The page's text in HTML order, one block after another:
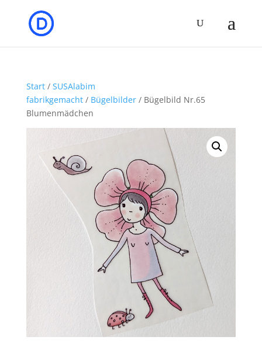
Start/ SUSAlabim
fabrikgemacht/ Bügelbilder/ Bügelbild Nr.65
Blumenmädchen